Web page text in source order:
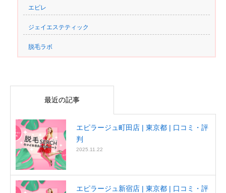
エピレ
ジェイエステティック
脱毛ラボ
最近の記事
エピラージュ町田店 | 東京都 | 口コミ・評
判
2025.11.22
エピラージュ新宿店 | 東京都 | 口コミ・評